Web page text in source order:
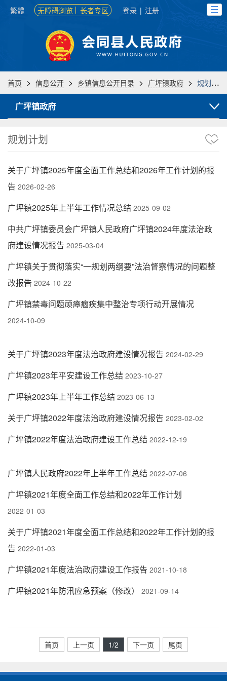
繁體 无障碍浏览 长者专区 登录 | 注册
首页 > 信息公开 > 乡镇信息公开目录 > 广坪镇政府 > 规划计划
广坪镇政府
规划计划
关于广坪镇2025年度全面工作总结和2026年工作计划的报
告 2026-02-26
广坪镇2025年上半年工作情况总结 2025-09-02
中共广坪镇委员会广坪镇人民政府广坪镇2024年度法治政
府建设情况报告 2025-03-04
广坪镇关于贯彻落实“一规划两纲要”法治督察情况的问题整
改报告 2024-10-22
广坪镇禁毒问题顽瘴痼疾集中整治专项行动开展情况
2024-10-09
关于广坪镇2023年度法治政府建设情况报告 2024-02-29
广坪镇2023年平安建设工作总结 2023-10-27
广坪镇2023年上半年工作总结 2023-06-13
关于广坪镇2022年度法治政府建设情况报告 2023-02-02
广坪镇2022年度法治政府建设工作总结 2022-12-19
广坪镇人民政府2022年上半年工作总结 2022-07-06
广坪镇2021年度全面工作总结和2022年工作计划
2022-01-03
关于广坪镇2021年度全面工作总结和2022年工作计划的报
告 2022-01-03
广坪镇2021年度法治政府建设工作报告 2021-10-18
广坪镇2021年防汛应急预案（修改） 2021-09-14
首页 上一页 1/2 下一页 尾页